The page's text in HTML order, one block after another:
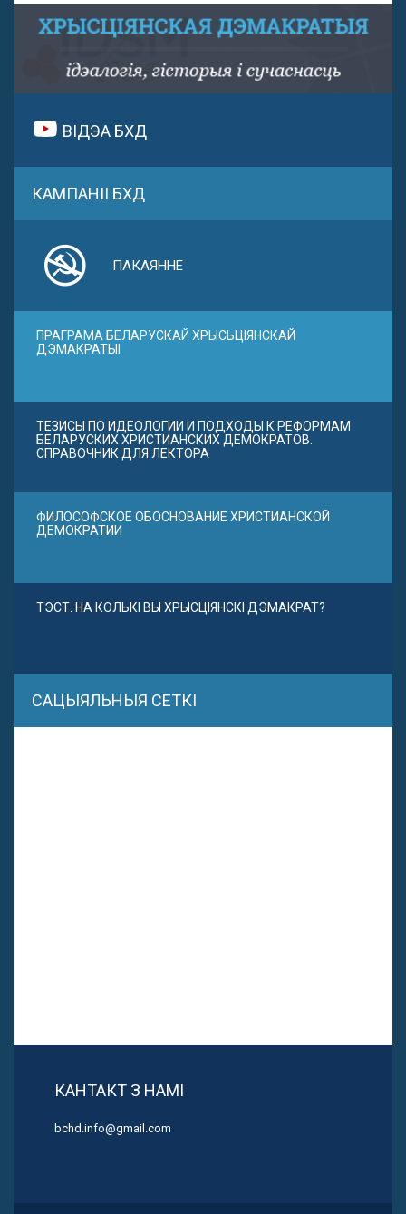
ВІДЭА БХД
КАМПАНІІ БХД
ПАКАЯННЕ
ПРАГРАМА БЕЛАРУСКАЙ ХРЫСЬЦІЯНСКАЙ
ДЭМАКРАТЫІ
ТЕЗИСЫ ПО ИДЕОЛОГИИ И ПОДХОДЫ К РЕФОРМАМ
БЕЛАРУСКИХ ХРИСТИАНСКИХ ДЕМОКРАТОВ.
СПРАВОЧНИК ДЛЯ ЛЕКТОРА
ФИЛОСОФСКОЕ ОБОСНОВАНИЕ ХРИСТИАНСКОЙ
ДЕМОКРАТИИ
ТЭСТ. НА КОЛЬКІ ВЫ ХРЫСЦІЯНСКІ ДЭМАКРАТ?
САЦЫЯЛЬНЫЯ СЕТКІ
КАНТАКТ З НАМІ
bchd.info@gmail.com